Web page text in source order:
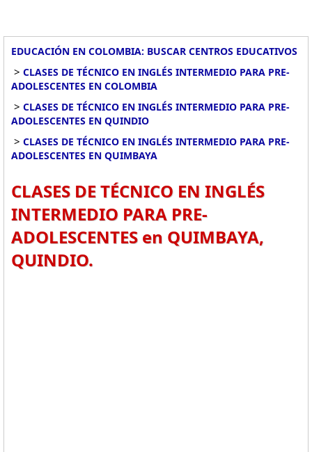
EDUCACIÓN EN COLOMBIA: BUSCAR CENTROS EDUCATIVOS
> CLASES DE TÉCNICO EN INGLÉS INTERMEDIO PARA PRE-
ADOLESCENTES EN COLOMBIA
> CLASES DE TÉCNICO EN INGLÉS INTERMEDIO PARA PRE-
ADOLESCENTES EN QUINDIO
> CLASES DE TÉCNICO EN INGLÉS INTERMEDIO PARA PRE-
ADOLESCENTES EN QUIMBAYA
CLASES DE TÉCNICO EN INGLÉS
INTERMEDIO PARA PRE-
ADOLESCENTES en QUIMBAYA,
QUINDIO.